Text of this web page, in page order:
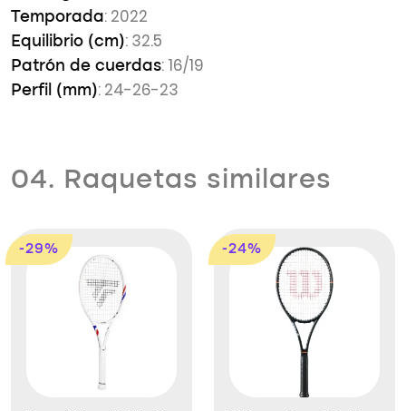
Temporada: 2022
Equilibrio (cm): 32.5
Patrón de cuerdas: 16/19
Perfil (mm): 24-26-23
04. Raquetas similares
-29% -24%